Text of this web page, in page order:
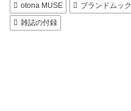
otona MUSE ブランドムック
雑誌の付録